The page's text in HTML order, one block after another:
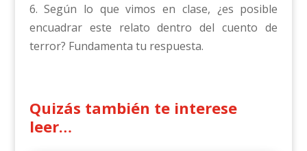
6. Según lo que vimos en clase, ¿es posible
encuadrar este relato dentro del cuento de
terror? Fundamenta tu respuesta.
Quizás también te interese
leer…